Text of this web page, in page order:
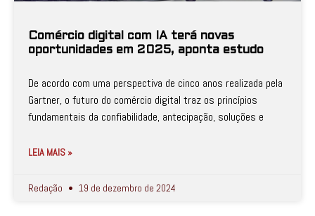
Comércio digital com IA terá novas
oportunidades em 2025, aponta estudo
De acordo com uma perspectiva de cinco anos realizada pela
Gartner, o futuro do comércio digital traz os princípios
fundamentais da confiabilidade, antecipação, soluções e
LEIA MAIS »
Redação 19 de dezembro de 2024